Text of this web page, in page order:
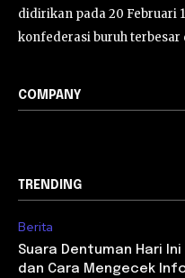
didirikan pada 20 Februari
konfederasi buruh terbesar
COMPANY
TRENDING
Berita
Suara Dentuman Hari Ini
dan Cara Mengecek